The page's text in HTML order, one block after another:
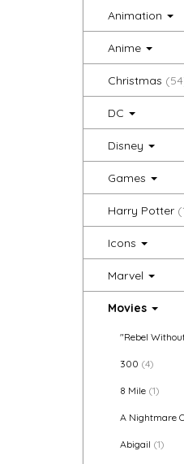
Animation
Anime
Christmas
DC
Disney
Games
Harry Potter
Icons
Marvel
Movies
"Rebel
300 (4)
8 Mile (1)
A Nightmare
Abigail (1)